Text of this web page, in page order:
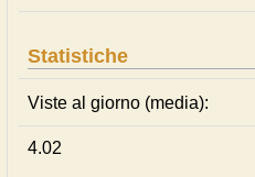
Statistiche
Viste al giorno (media):
4.02